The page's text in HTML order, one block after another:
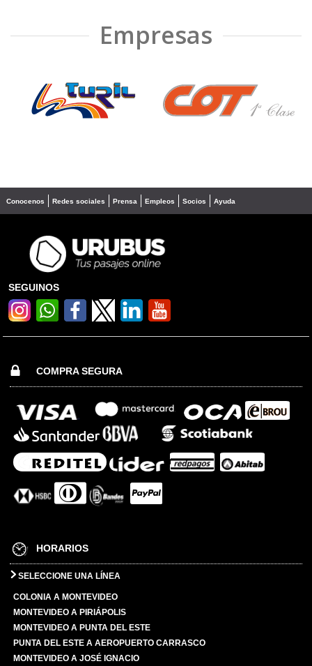
Empresas
❮ ❯
Conocenos Redes sociales Prensa Empleos Socios Ayuda
SEGUINOS
COMPRA SEGURA
HORARIOS
SELECCIONE UNA LÍNEA
COLONIA A MONTEVIDEO
MONTEVIDEO A PIRIÁPOLIS
MONTEVIDEO A PUNTA DEL ESTE
PUNTA DEL ESTE A AEROPUERTO CARRASCO
MONTEVIDEO A JOSÉ IGNACIO